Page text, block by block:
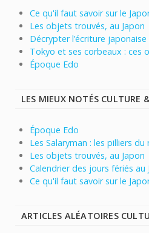
Ce qu'il faut savoir sur le
Les objets trouvés, au Japon
Décrypter l’écriture japonaise
Tokyo et ses corbeaux : ces
Époque Edo
LES MIEUX NOTÉS CULTURE
Époque Edo
Les Salaryman : les pilliers du
Les objets trouvés, au Japon
Calendrier des jours fériés au
Ce qu'il faut savoir sur le
ARTICLES ALÉATOIRES